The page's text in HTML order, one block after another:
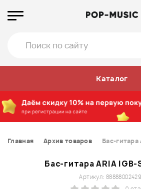
Каталог
Главная Архив товаров Бас-гитара
Бас-гитара ARIA IGB-
Артикул: